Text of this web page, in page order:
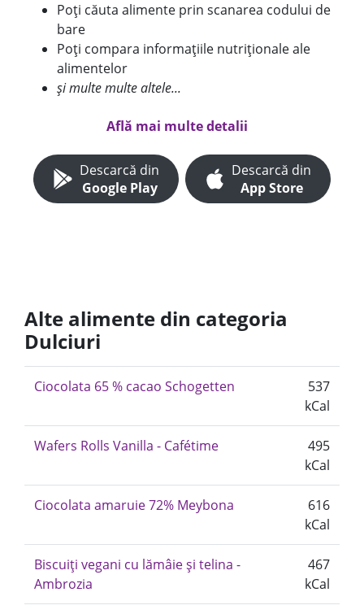
Poți căuta alimente prin scanarea codului de
bare
Poți compara informațiile nutriționale ale
alimentelor
și multe multe altele...
Află mai multe detalii
Descarcă din
Google Play
Descarcă din
App Store
Alte alimente din categoria
Dulciuri
Ciocolata 65 % cacao Schogetten
537
kCal
Wafers Rolls Vanilla - Cafétime
495
kCal
Ciocolata amaruie 72% Meybona
616
kCal
Biscuiți vegani cu lămâie și telina -
Ambrozia
467
kCal